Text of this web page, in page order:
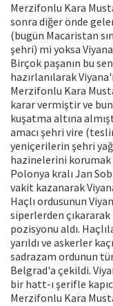
Merzifonlu Kara
sonra diğer önde
(bugün Macaristan
şehri) mi yoksa
Birçok paşanın bu
hazırlanılarak
Merzifonlu Kara
karar vermiştir ve
kuşatma altına
amacı şehri vire
yeniçerilerin şehri
hazinelerini korumak
Polonya kralı Jan
vakit kazanarak
Haçlı ordusunun
siperlerden çıkararak
pozisyonu aldı.
yarıldı ve askerler
sadrazam ordunun
Belgrad'a çekildi.
bir hatt-ı şerifle
Merzifonlu Kara